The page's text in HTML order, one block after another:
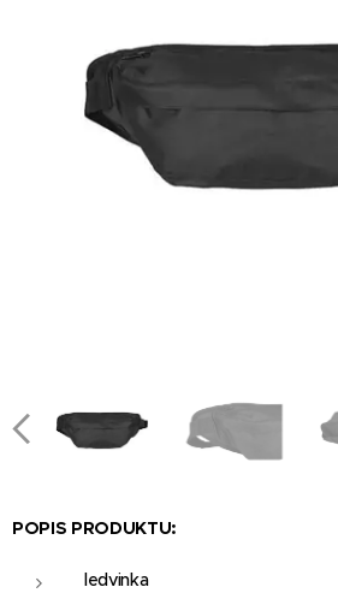
POPIS PRODUKTU:
ledvinka